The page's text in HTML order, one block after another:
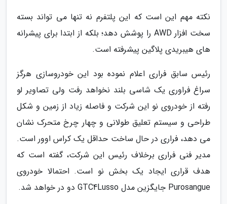
نکته مهم این است که این پلتفرم نه تنها می تواند بسته
سخت افزار AWD را پوشش دهد؛ بلکه از ابتدا برای پیشرانه
های هیبریدی پلاگین پیشرفته است.
رئیس سابق فراری اعلام نموده بود این خودروسازی هرگز
سراغ فراوری یک شاسی بلند نخواهد رفت ولی تصاویر لو
رفته از خودروی نو این شرکت و فاصله زیاد از زمین و شکل
طراحی و سیستم تعلیق طولانی و چهار چرخ متحرک نشان
می دهد، فراری در حال ساخت حداقل یک کراس اوور است.
مدیر فنی فراری برخلاف رئیس این شرکت، گفته است که
هدف قراری ایجاد یک بخش نو است. احتمالا خودروی
Purosangue جایگزین مدل GTC4Lusso دو در خواهد شد.